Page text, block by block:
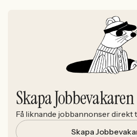
Skapa Jobbevakaren
Få liknande jobbannonser direkt
Skapa